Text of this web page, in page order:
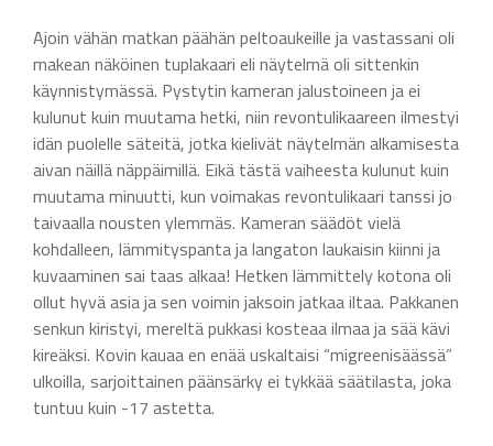
Ajoin vähän matkan päähän peltoaukeille ja vastassani oli
makean näköinen tuplakaari eli näytelmä oli sittenkin
käynnistymässä. Pystytin kameran jalustoineen ja ei
kulunut kuin muutama hetki, niin revontulikaareen ilmestyi
idän puolelle säteitä, jotka kielivät näytelmän alkamisesta
aivan näillä näppäimillä. Eikä tästä vaiheesta kulunut kuin
muutama minuutti, kun voimakas revontulikaari tanssi jo
taivaalla nousten ylemmäs. Kameran säädöt vielä
kohdalleen, lämmityspanta ja langaton laukaisin kiinni ja
kuvaaminen sai taas alkaa! Hetken lämmittely kotona oli
ollut hyvä asia ja sen voimin jaksoin jatkaa iltaa. Pakkanen
senkun kiristyi, mereltä pukkasi kosteaa ilmaa ja sää kävi
kireäksi. Kovin kauaa en enää uskaltaisi “migreenisäässä”
ulkoilla, sarjoittainen päänsärky ei tykkää säätilasta, joka
tuntuu kuin -17 astetta.